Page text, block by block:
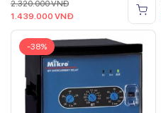
2.320.000VNĐ
1.439.000 VNĐ
-38%